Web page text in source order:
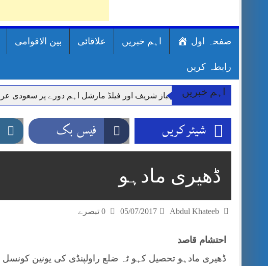
صفحہ اول اہم خبریں علاقائی بین الاقوامی
رابطہ کریں
اہم خبریں
وزیر اعظم شہباز شریف اور فیلڈ مارشل اہم دورے پر سعودی
قائداعظم نامی شہری کا شناختی کارڈ بلاک،عدالت کا شہری کو
ڈپٹی کمشنر راولپنڈی کیپٹن(ر) ندیم ناصر کا دورہء کلرسیداں
مون سون بارشیں، لینڈ سلائیڈنگ اور کوٹلی ستیاں کے نظر انداز
شہید گر وپ کیپٹنعاصم طارق مکمل فوجی اعزاز کے ساتھ سپردِ
شیئر کریں فیس بک
ڈھیری مادہو
Abdul Khateeb
05/07/2017
احتشام قاصد
ڈھیری مادہو تحصیل کہو ٹہ ضلع راولپنڈی کی یونین